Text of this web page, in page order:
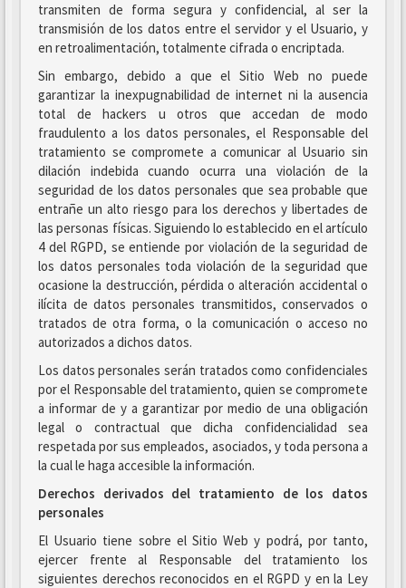
transmiten de forma segura y confidencial, al ser la
transmisión de los datos entre el servidor y el Usuario, y
en retroalimentación, totalmente cifrada o encriptada.
Sin embargo, debido a que el Sitio Web no puede
garantizar la inexpugnabilidad de internet ni la ausencia
total de hackers u otros que accedan de modo
fraudulento a los datos personales, el Responsable del
tratamiento se compromete a comunicar al Usuario sin
dilación indebida cuando ocurra una violación de la
seguridad de los datos personales que sea probable que
entrañe un alto riesgo para los derechos y libertades de
las personas físicas. Siguiendo lo establecido en el artículo
4 del RGPD, se entiende por violación de la seguridad de
los datos personales toda violación de la seguridad que
ocasione la destrucción, pérdida o alteración accidental o
ilícita de datos personales transmitidos, conservados o
tratados de otra forma, o la comunicación o acceso no
autorizados a dichos datos.
Los datos personales serán tratados como confidenciales
por el Responsable del tratamiento, quien se compromete
a informar de y a garantizar por medio de una obligación
legal o contractual que dicha confidencialidad sea
respetada por sus empleados, asociados, y toda persona a
la cual le haga accesible la información.
Derechos derivados del tratamiento de los datos
personales
El Usuario tiene sobre el Sitio Web y podrá, por tanto,
ejercer frente al Responsable del tratamiento los
siguientes derechos reconocidos en el RGPD y en la Ley